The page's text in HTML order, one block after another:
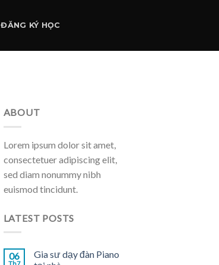
ĐĂNG KÝ HỌC
ABOUT
Lorem ipsum dolor sit amet,
consectetuer adipiscing elit,
sed diam nonummy nibh
euismod tincidunt.
LATEST POSTS
06
Gia sư dạy đàn Piano